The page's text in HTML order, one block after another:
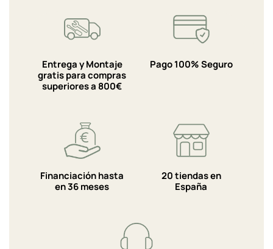
Entrega y Montaje
gratis para compras
superiores a 800€
Pago 100% Seguro
Financiación hasta
en 36 meses
20 tiendas en
España